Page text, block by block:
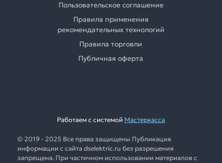
Пользовательское соглашение
Правила применения
рекомендательных технологий
Правила торговли
Публичная оферта
Работаем с системой Мастеркасса
© 2019 - 2025 Все права защищены Публикация
информации с сайта dselektric.ru без разрешения
запрещена. При частичном использовании материалов с